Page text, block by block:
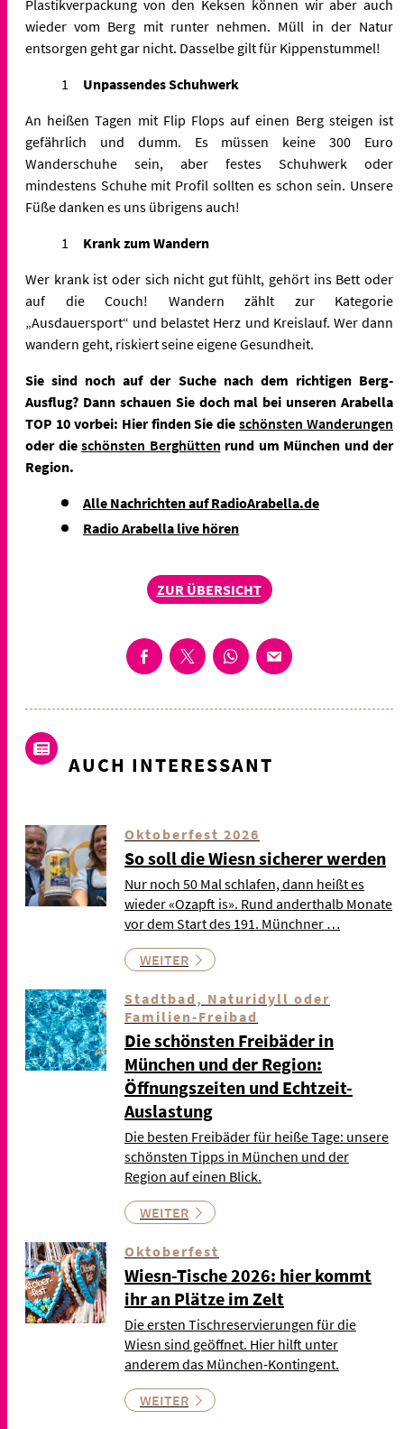
Plastikverpackung von den Keksen können wir aber auch
wieder vom Berg mit runter nehmen. Müll in der Natur
entsorgen geht gar nicht. Dasselbe gilt für Kippenstummel!
Unpassendes Schuhwerk
An heißen Tagen mit Flip Flops auf einen Berg steigen ist
gefährlich und dumm. Es müssen keine 300 Euro
Wanderschuhe sein, aber festes Schuhwerk oder
mindestens Schuhe mit Profil sollten es schon sein. Unsere
Füße danken es uns übrigens auch!
Krank zum Wandern
Wer krank ist oder sich nicht gut fühlt, gehört ins Bett oder
auf die Couch! Wandern zählt zur Kategorie
„Ausdauersport“ und belastet Herz und Kreislauf. Wer dann
wandern geht, riskiert seine eigene Gesundheit.
Sie sind noch auf der Suche nach dem richtigen Berg-
Ausflug? Dann schauen Sie doch mal bei unseren Arabella
TOP 10 vorbei: Hier finden Sie dieschönsten Wanderungen
oder die schönsten Berghütten rund um München und der
Region.
Alle Nachrichten auf RadioArabella.de
Radio Arabella live hören
ZUR ÜBERSICHT
AUCH INTERESSANT
Oktoberfest 2026
So soll die Wiesn sicherer werden
Nur noch 50 Mal schlafen, dann heißt es
wieder «Ozapft is». Rund anderthalb Monate
vor dem Start des 191. Münchner …
WEITER
Stadtbad, Naturidyll oder
Familien-Freibad
Die schönsten Freibäder in
München und der Region:
Öffnungszeiten und Echtzeit-
Auslastung
Die besten Freibäder für heiße Tage: unsere
schönsten Tipps in München und der
Region auf einen Blick.
WEITER
Oktoberfest
Wiesn-Tische 2026: hier kommt
ihr an Plätze im Zelt
Die ersten Tischreservierungen für die
Wiesn sind geöffnet. Hier hilft unter
anderem das München-Kontingent.
WEITER